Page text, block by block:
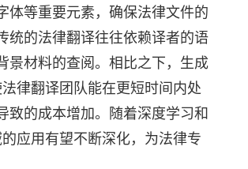
体等重要元素，确保法律文件的
的法律翻译往往依赖译者的语
景材料的查阅。相比之下，生成
律翻译团队能在更短时间内处
致的成本增加。随着深度学习和
应用有望不断深化，为法律专